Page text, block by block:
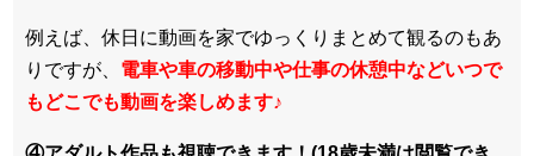
例えば、休日に動画を家でゆっくりまとめて観るのもあ
りですが、 電車や車の移動中や仕事の休憩中などいつで
もどこでも動画を楽しめます♪